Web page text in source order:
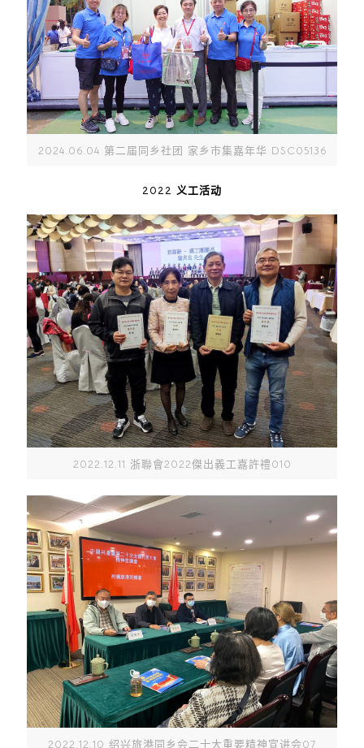
2024.06.04 第二届同乡社团 家乡市集嘉年华 DSC05136
2022 义工活动
2022.12.11 浙聯會2022傑出義工嘉許禮010
2022.12.10 绍兴旅港同乡会二十大重要精神宣讲会07